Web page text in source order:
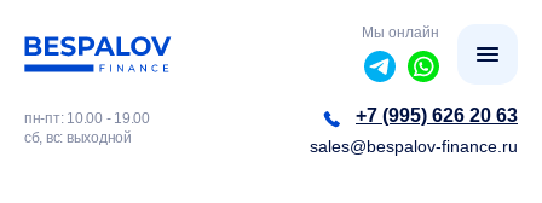
sales@bespalov-finance.ru
+7 (995) 626 20 63
Мы онлайн
пн-пт: 10.00 - 19.00
сб, вс: выходной